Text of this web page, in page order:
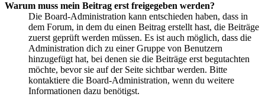
Warum muss mein Beitrag erst freigegeben werden?
Die Board-Administration kann entschieden haben, dass in
dem Forum, in dem du einen Beitrag erstellt hast, die Beiträge
zuerst geprüft werden müssen. Es ist auch möglich, dass die
Administration dich zu einer Gruppe von Benutzern
hinzugefügt hat, bei denen sie die Beiträge erst begutachten
möchte, bevor sie auf der Seite sichtbar werden. Bitte
kontaktiere die Board-Administration, wenn du weitere
Informationen dazu benötigst.